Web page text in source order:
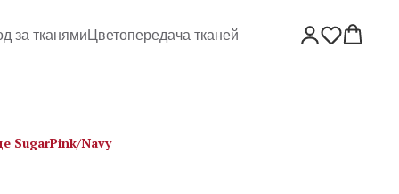
за тканями Цветопередача тканей
SugarPink/Navy